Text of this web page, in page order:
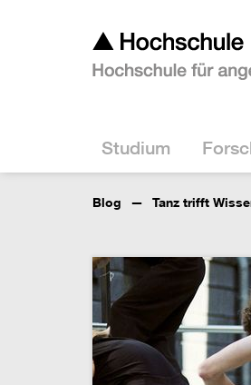
Studium
Blog Tanz trifft